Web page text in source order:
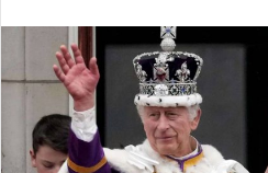
göndermek